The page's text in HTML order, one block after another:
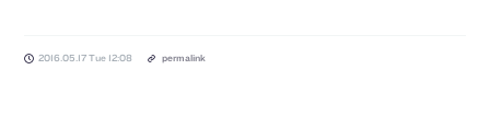
2016.05.17 Tue 12:08 permalink